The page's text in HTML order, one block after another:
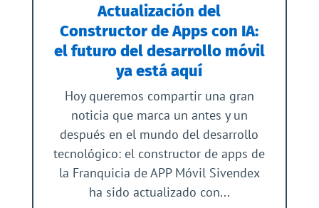
Actualización del
Constructor de Apps con IA:
el futuro del desarrollo móvil
ya está aquí
Hoy queremos compartir una gran
noticia que marca un antes y un
después en el mundo del desarrollo
tecnológico: el constructor de apps de
la Franquicia de APP Móvil Sivendex
ha sido actualizado con...